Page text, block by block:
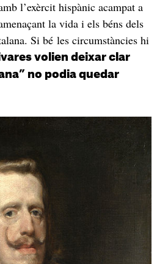
l’exèrcit hispànic acampat a
la vida i els béns dels
Si bé les circumstàncies hi
volien deixar clar
no podia quedar